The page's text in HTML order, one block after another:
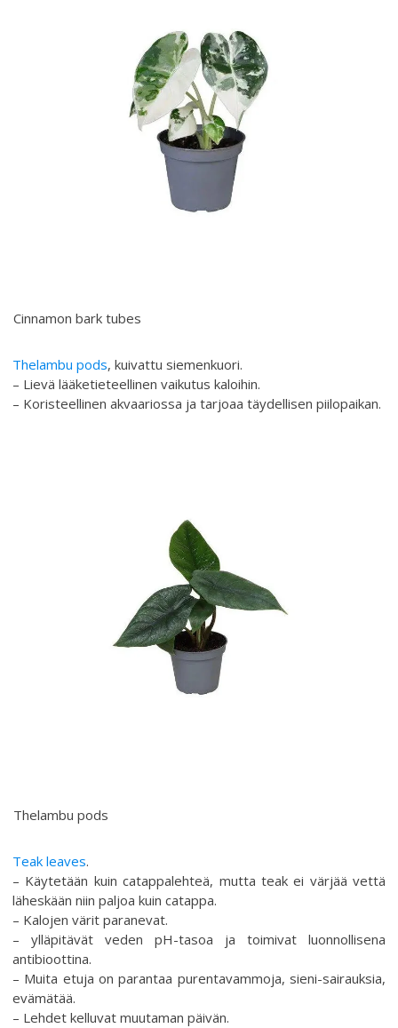
Cinnamon bark tubes
Thelambu pods, kuivattu siemenkuori.
– Lievä lääketieteellinen vaikutus kaloihin.
– Koristeellinen akvaariossa ja tarjoaa täydellisen piilopaikan.
Thelambu pods
Teak leaves.
– Käytetään kuin catappalehteä, mutta teak ei värjää vettä
läheskään niin paljoa kuin catappa.
– Kalojen värit paranevat.
– ylläpitävät veden pH-tasoa ja toimivat luonnollisena
antibioottina.
– Muita etuja on parantaa purentavammoja, sieni-sairauksia,
evämätää.
– Lehdet kelluvat muutaman päivän.